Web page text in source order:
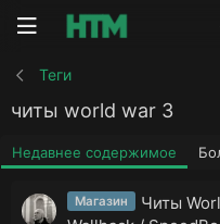
Теги
читы world war 3
Недавнее содержимое
Магазин
Читы